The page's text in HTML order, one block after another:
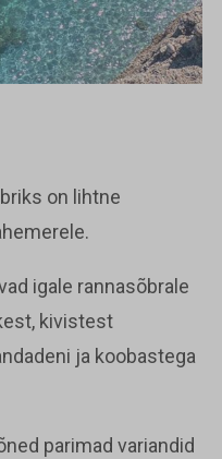
on lihtne
igale rannasõbrale
kivistest
ja koobastega
parimad variandid